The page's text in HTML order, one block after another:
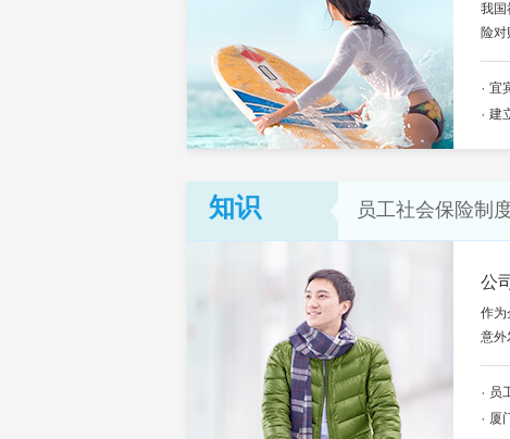
我国
险对
宜
建
知识 员工社会保险制
公
作为
意外
员
厦